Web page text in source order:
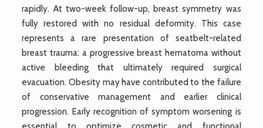
rapidly. At two-week follow-up, breast symmetry was
fully restored with no residual deformity. This case
represents a rare presentation of seatbelt-related
breast trauma: a progressive breast hematoma without
active bleeding that ultimately required surgical
evacuation. Obesity may have contributed to the failure
of conservative management and earlier clinical
progression. Early recognition of symptom worsening is